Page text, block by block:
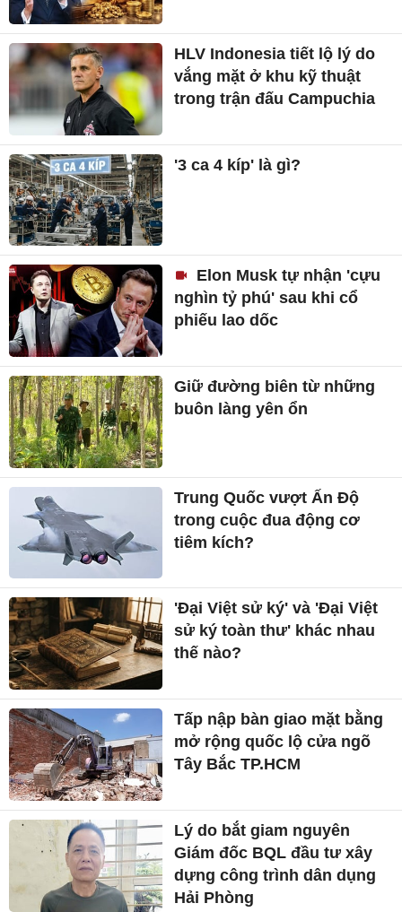
HLV Indonesia tiết lộ lý do
vắng mặt ở khu kỹ thuật
trong trận đấu Campuchia
'3 ca 4 kíp' là gì?
Elon Musk tự nhận 'cựu
nghìn tỷ phú' sau khi cổ
phiếu lao dốc
Giữ đường biên từ những
buôn làng yên ổn
Trung Quốc vượt Ấn Độ
trong cuộc đua động cơ
tiêm kích?
'Đại Việt sử ký' và 'Đại Việt
sử ký toàn thư' khác nhau
thế nào?
Tấp nập bàn giao mặt bằng
mở rộng quốc lộ cửa ngõ
Tây Bắc TP.HCM
Lý do bắt giam nguyên
Giám đốc BQL đầu tư xây
dựng công trình dân dụng
Hải Phòng